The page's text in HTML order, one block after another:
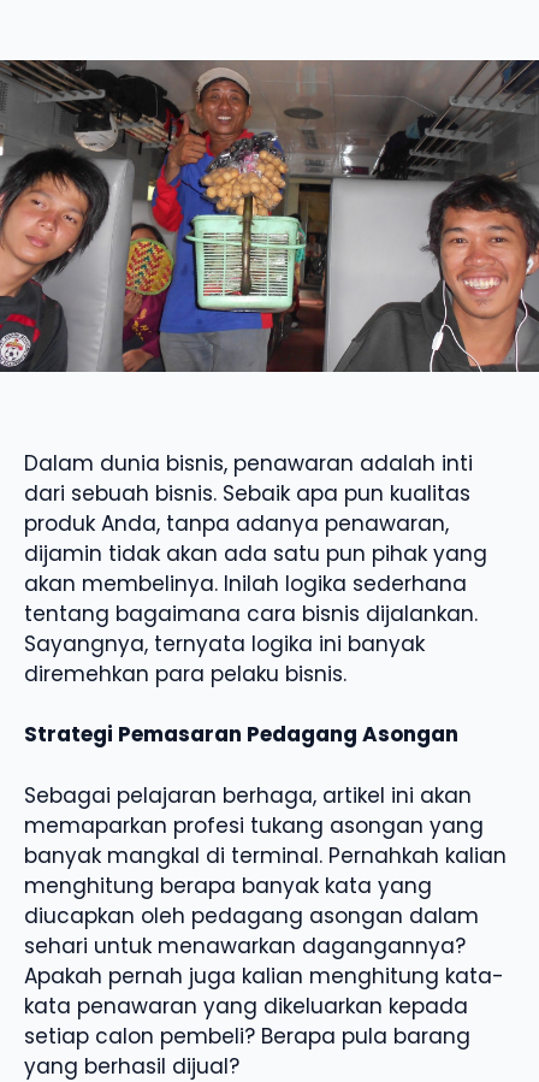
Dalam dunia bisnis, penawaran adalah inti
dari sebuah bisnis. Sebaik apa pun kualitas
produk Anda, tanpa adanya penawaran,
dijamin tidak akan ada satu pun pihak yang
akan membelinya. Inilah logika sederhana
tentang bagaimana cara bisnis dijalankan.
Sayangnya, ternyata logika ini banyak
diremehkan para pelaku bisnis.
Strategi Pemasaran Pedagang Asongan
Sebagai pelajaran berhaga, artikel ini akan
memaparkan profesi tukang asongan yang
banyak mangkal di terminal. Pernahkah kalian
menghitung berapa banyak kata yang
diucapkan oleh pedagang asongan dalam
sehari untuk menawarkan dagangannya?
Apakah pernah juga kalian menghitung kata-
kata penawaran yang dikeluarkan kepada
setiap calon pembeli? Berapa pula barang
yang berhasil dijual?